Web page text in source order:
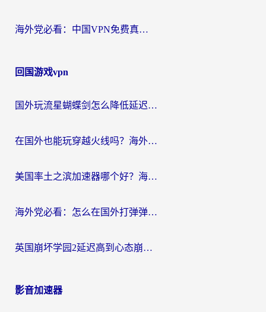
海外党必看：中国VPN免费真的靠谱吗？手把手教你选对回国加速器
回国游戏vpn
国外玩流星蝴蝶剑怎么降低延迟？海外党必看的加速秘籍（含欧洲鸣潮&彩虹岛优化攻略）
在国外也能玩穿越火线吗？海外玩家国服游戏畅玩终极指南
美国率土之滨加速器哪个好？海外党国服游戏畅玩终极指南（附多游戏解决方案）
海外党必看：怎么在国外打弹弹堂不卡？番茄加速器亲测指南
英国崩坏学园2延迟高到心态崩？海外党国服游戏加速终极指南
影音加速器